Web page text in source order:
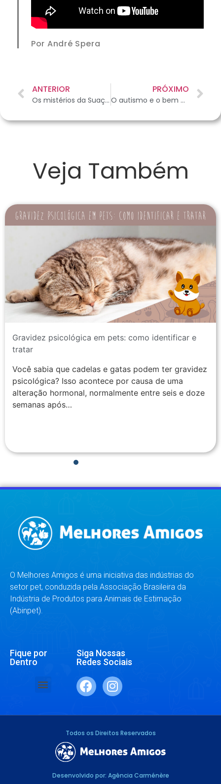
Por André Spera
ANTERIOR
Os mistérios da Suaçuboia
PRÓXIMO
O autismo e o bem que fazem os animais
Veja Também
Gravidez psicológica em pets: como identificar e
tratar
Você sabia que cadelas e gatas podem ter gravidez
psicológica? Isso acontece por causa de uma
alteração hormonal, normalmente entre seis e doze
semanas após…
O Melhores Amigos é uma iniciativa das indústrias do
setor pet, conduzida pela Associação Brasileira da
Indústria de Produtos para Animais de Estimação
(Abinpet).
Fique por
Dentro
Siga Nossas
Redes Sociais
Todos os Direitos Reservados
Desenvolvido por: Agência Carménère